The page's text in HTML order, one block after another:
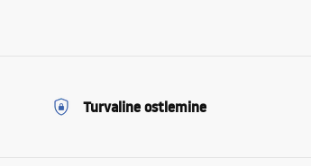
Turvaline ostlemine